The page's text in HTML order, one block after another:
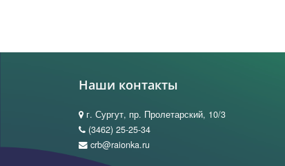
Наши контакты
г. Сургут, пр. Пролетарский, 10/3
(3462) 25-25-34
crb@raionka.ru